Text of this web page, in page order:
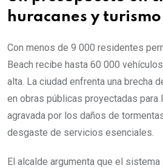
huracanes y
Con menos de 9 000 residentes
Beach recibe hasta 60 000
alta. La ciudad enfrenta una brecha
en obras públicas proyectadas para
agravada por los daños de
desgaste de servicios esenciales.
El alcalde argumenta que el sistema